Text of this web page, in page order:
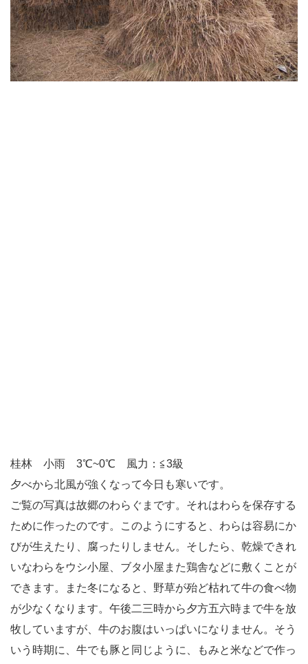
桂林 小雨 3℃~0℃ 風力：≦3級
夕べから北風が強くなって今日も寒いです。
ご覧の写真は故郷のわらぐまです。それはわらを保存する
ために作ったのです。このようにすると、わらは容易にか
びが生えたり、腐ったりしません。そしたら、乾燥できれ
いなわらをウシ小屋、ブタ小屋また鶏舎などに敷くことが
できます。また冬になると、野草が殆ど枯れて牛の食べ物
が少なくなります。午後二三時から夕方五六時まで牛を放
牧していますが、牛のお腹はいっぱいになりません。そう
いう時期に、牛でも豚と同じように、もみと米などで作っ